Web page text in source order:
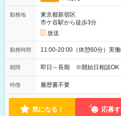
勤務地
東京都新宿区
市ケ谷駅から徒歩3分
放送
勤務時間 11:00-20:00（休憩60分）実働
期間 即日～長期 ※開始日相談OK
特徴 履歴書不要
気になる！ 応募